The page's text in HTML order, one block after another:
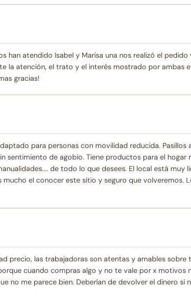
han atendido Isabel y Marisa una nos realizó el
la atención, el trato y el interés mostrado por ambas
gracias!
para personas con movilidad reducida. Pasillos
sentimiento de agobio. Tiene productos para el hogar
de todo lo que desees. El local está muy
mucho el conocer este sitio y seguro que volveremos.
precio, las trabajadoras son atentas y amables sobre
cuando compras algo y no te vale por x motivos
no me parece bien. Deberían de devolver el dinero si